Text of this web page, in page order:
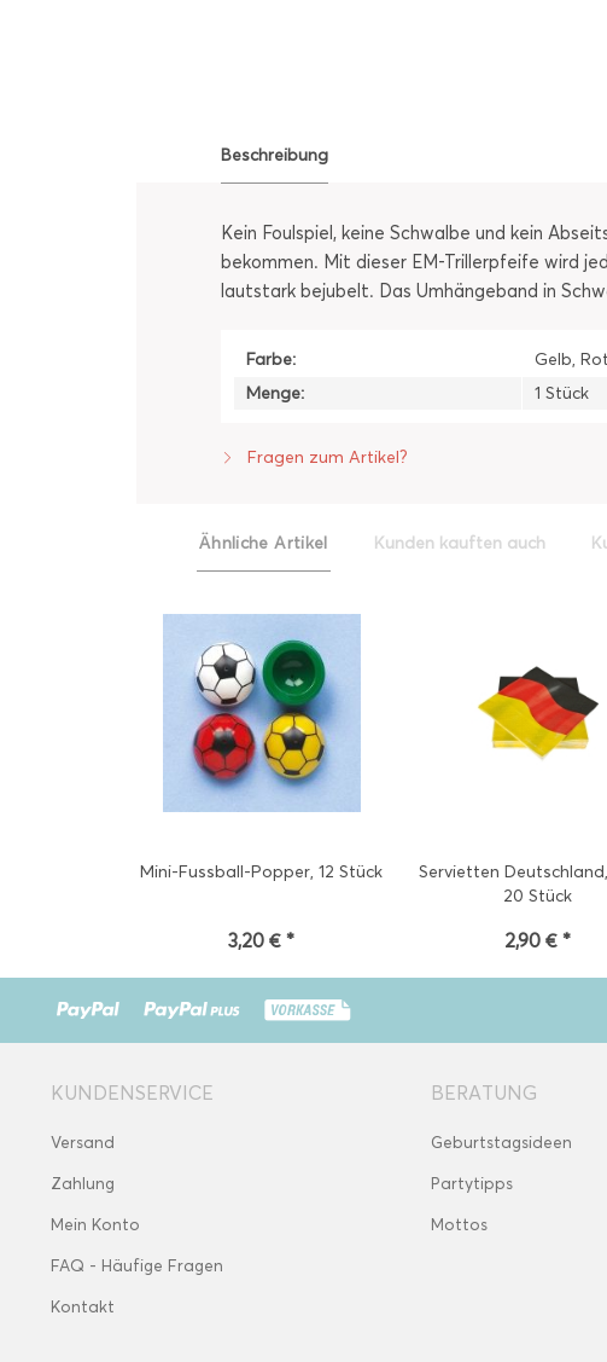
Beschreibung
Kein Foulspiel, keine Schwalbe und kein
bekommen. Mit dieser EM-Trillerpfeife wird
lautstark bejubelt. Das Umhängeband in
Farbe:
Gelb,
Menge:
1 Stück
Fragen zum Artikel?
Ähnliche Artikel Kunden kauften auch
Mini-Fussball-Popper, 12 Stück
3,20 € *
Servietten
20 Stück
2,90 € *
KUNDENSERVICE
Versand
Zahlung
Mein Konto
FAQ - Häufige Fragen
Kontakt
BERATUNG
Geburtstagsideen
Partytipps
Mottos